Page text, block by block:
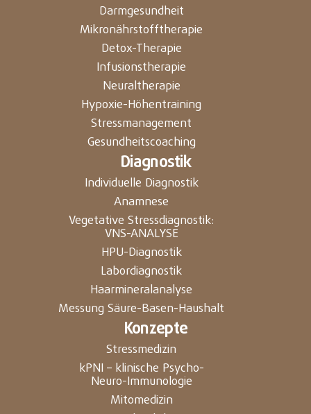
Konzepte
Stressmedizin
kPNI – klinische Psycho-
Neuro-Immunologie
Mitomedizin
Diagnostik
Individuelle Diagnostik
Anamnese
Vegetative Stressdiagnostik:
VNS-ANALYSE
HPU-Diagnostik
Labordiagnostik
Haarmineralanalyse
Messung Säure-Basen-Haushalt
Darmgesundheit
Mikronährstofftherapie
Detox-Therapie
Infusionstherapie
Neuraltherapie
Hypoxie-Höhentraining
Stressmanagement
Gesundheitscoaching